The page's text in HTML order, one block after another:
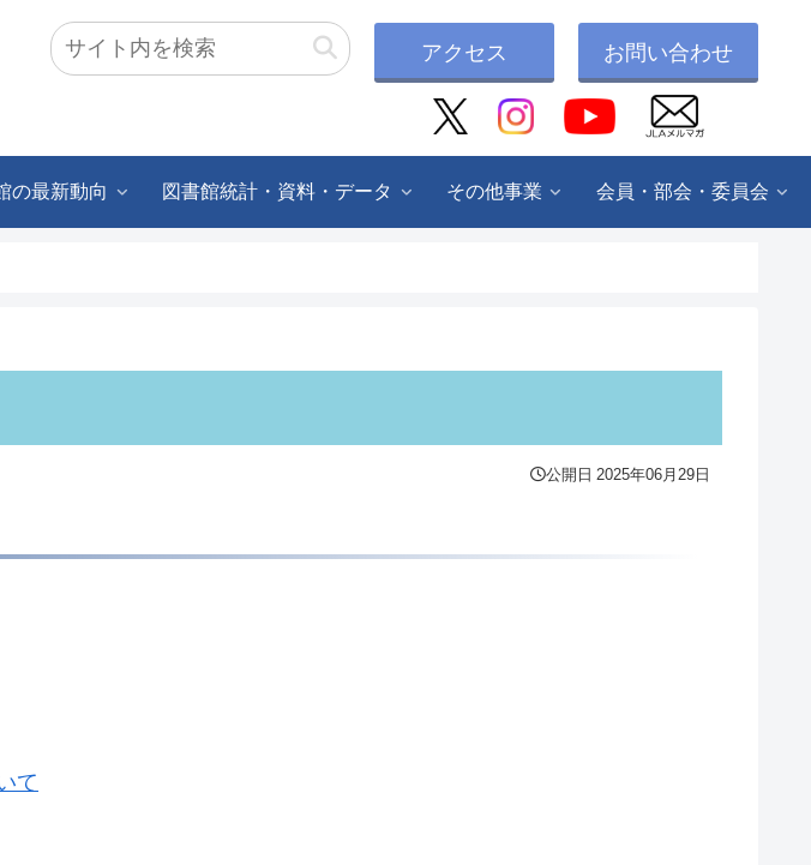
アクセス お問い合わせ
の最新動向 図書館統計・資料・データ その他事業 会員・部会・委員会
公開日 2025年06月29日
て